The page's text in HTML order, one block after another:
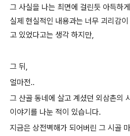
그 사실을 나는 최면에 걸린듯 아득하
실제 현실적인 내용과는 너무 괴리감
고 있었다고는 생각 하지만,
그 뒤,
얼마전..
그 산골 동네에 살고 계셨던 외삼촌의
이야기를 나눈 적이 있습니다.
지금은 상전벽해가 되어버린 그 시골